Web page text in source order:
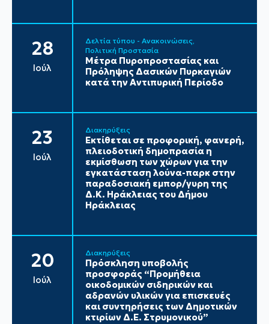
28
Ιούλ
Δελτία τύπου - Ανακοινώσεις
Πολιτική Προστασία
Μέτρα Πυροπροστασίας και
Πρόληψης Δασικών Πυρκαγιών
κατά την Αντιπυρική Περίοδο
23
Ιούλ
Διακηρύξεις
Εκτίθεται σε προφορική, φανερή,
πλειοδοτική δημοπρασία η
εκμίσθωση των χώρων για την
εγκατάσταση λούνα-παρκ στην
παραδοσιακή εμπορ/γυρη της
Δ.Κ. Ηράκλειας του Δήμου
Ηράκλειας
20
Ιούλ
Διακηρύξεις
Πρόσκληση υποβολής
προσφοράς “Προμήθεια
οικοδομικών σιδηρικών και
αδρανών υλικών για επισκευές
και συντηρήσεις των Δημοτικών
κτιρίων Δ.Ε. Στρυμονικού”